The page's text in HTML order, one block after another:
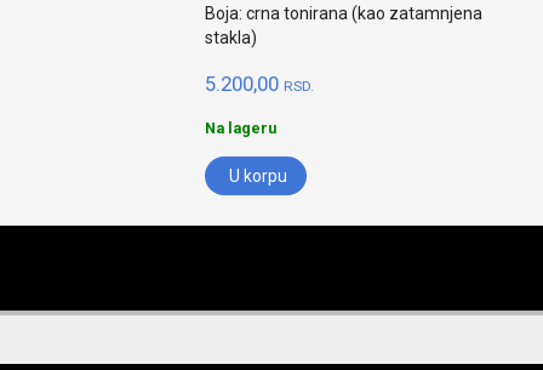
Boja: crna tonirana (kao zatamnjena
stakla)
5.200,00 RSD.
Na lageru
U korpu